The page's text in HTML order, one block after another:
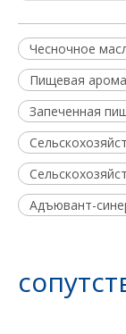
Чесночное
Пищевая
Запеченная
Адъювант-